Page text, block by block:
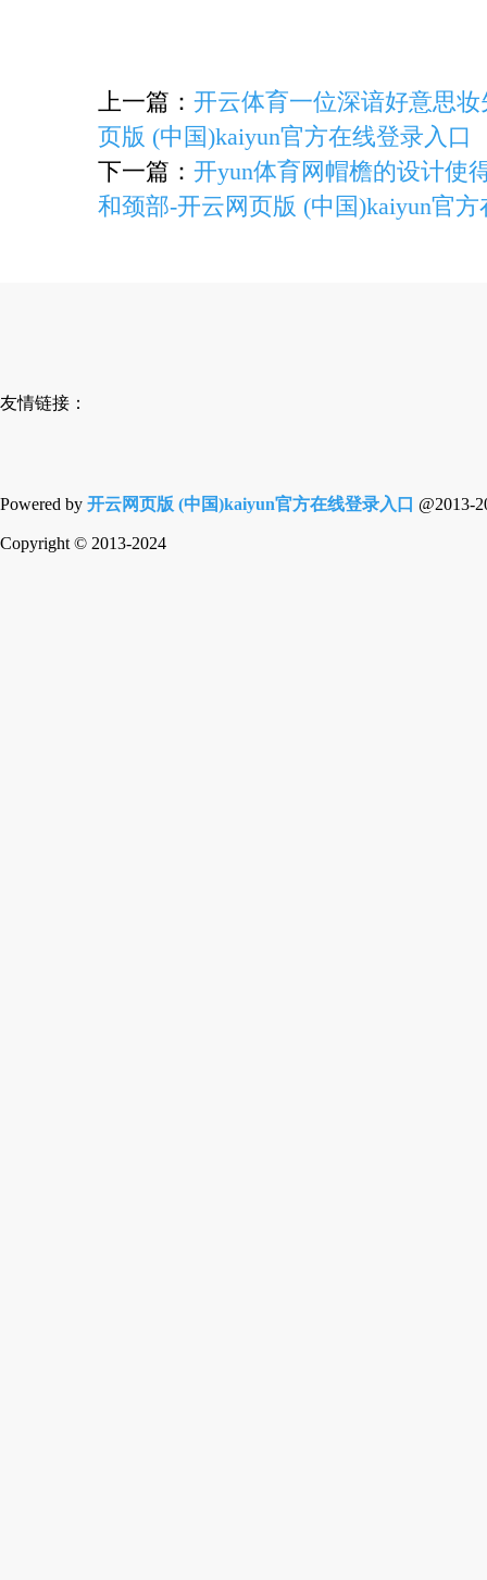
上一篇： 开云体育一位深谙好意思
页版 (中国)kaiyun官方在线登录入口
下一篇： 开yun体育网帽檐的设计使
和颈部-开云网页版 (中国)kaiyun官
友情链接：
Powered by 开云网页版 (中国)kaiyun官方在线登录入口 @2013-
Copyright © 2013-2024